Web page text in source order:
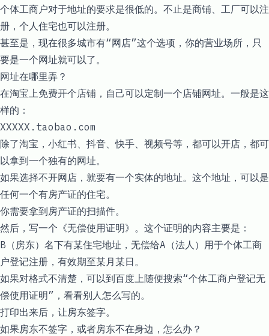
个体工商户对于地址的要求是很低的。不止是商铺、工厂可以注
册，个人住宅也可以注册。
甚至是，现在很多城市有“网店”这个选项，你的营业场所，只
要是一个网址就可以了。
网址在哪里弄？
在淘宝上免费开个店铺，自己可以定制一个店铺网址。一般是这
样的：
XXXXX.taobao.com
除了淘宝，小红书、抖音、快手、视频号等，都可以开店，都可
以拿到一个独有的网址。
如果选择不开网店，就要有一个实体的地址。这个地址，可以是
任何一个有房产证的住宅。
你需要拿到房产证的扫描件。
然后，写一个《无偿使用证明》。这个证明的内容主要是：
B（房东）名下有某住宅地址，无偿给A（法人）用于个体工商
户登记注册，有效期至某月某日。
如果对格式不清楚，可以到百度上随便搜索“个体工商户登记无
偿使用证明”，看看别人怎么写的。
打印出来后，让房东签字。
如果房东不签字，或者房东不在身边，怎么办？